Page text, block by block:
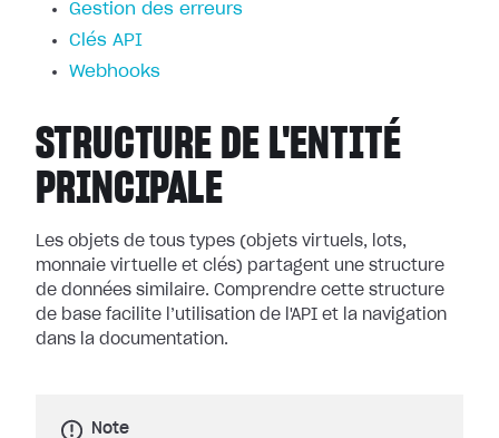
Gestion des erreurs
Clés API
Webhooks
STRUCTURE DE L'ENTITÉ
PRINCIPALE
Les objets de tous types (objets virtuels, lots,
monnaie virtuelle et clés) partagent une structure
de données similaire. Comprendre cette structure
de base facilite l’utilisation de l'API et la navigation
dans la documentation.
Note